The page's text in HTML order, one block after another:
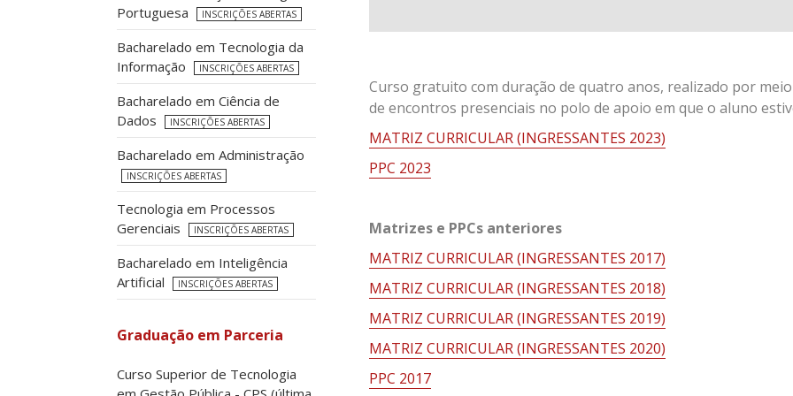
Curso gratuito com duração de quatro anos, realizado por
de encontros presenciais no polo de apoio em que o aluno
MATRIZ CURRICULAR (INGRESSANTES 2023)
PPC 2023
Matrizes e PPCs anteriores
MATRIZ CURRICULAR (INGRESSANTES 2017)
MATRIZ CURRICULAR (INGRESSANTES 2018)
MATRIZ CURRICULAR (INGRESSANTES 2019)
MATRIZ CURRICULAR (INGRESSANTES 2020)
PPC 2017
Portuguesa
INSCRIÇÕES ABERTAS
Bacharelado em Tecnologia da
Informação
INSCRIÇÕES ABERTAS
Bacharelado em Ciência de
Dados
INSCRIÇÕES ABERTAS
Bacharelado em Administração
INSCRIÇÕES ABERTAS
Tecnologia em Processos
Gerenciais
INSCRIÇÕES ABERTAS
Bacharelado em Inteligência
Artificial
INSCRIÇÕES ABERTAS
Graduação em Parceria
Curso Superior de Tecnologia